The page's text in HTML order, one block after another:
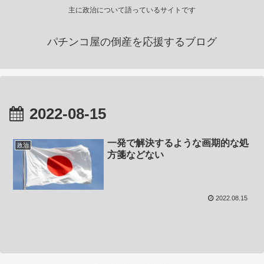
主に政治について語っているサイトです
パチンコ屋の倒産を応援するブログ
2022-08-15
政治
一発で解決するような画期的な処
方箋などない
2022.08.15